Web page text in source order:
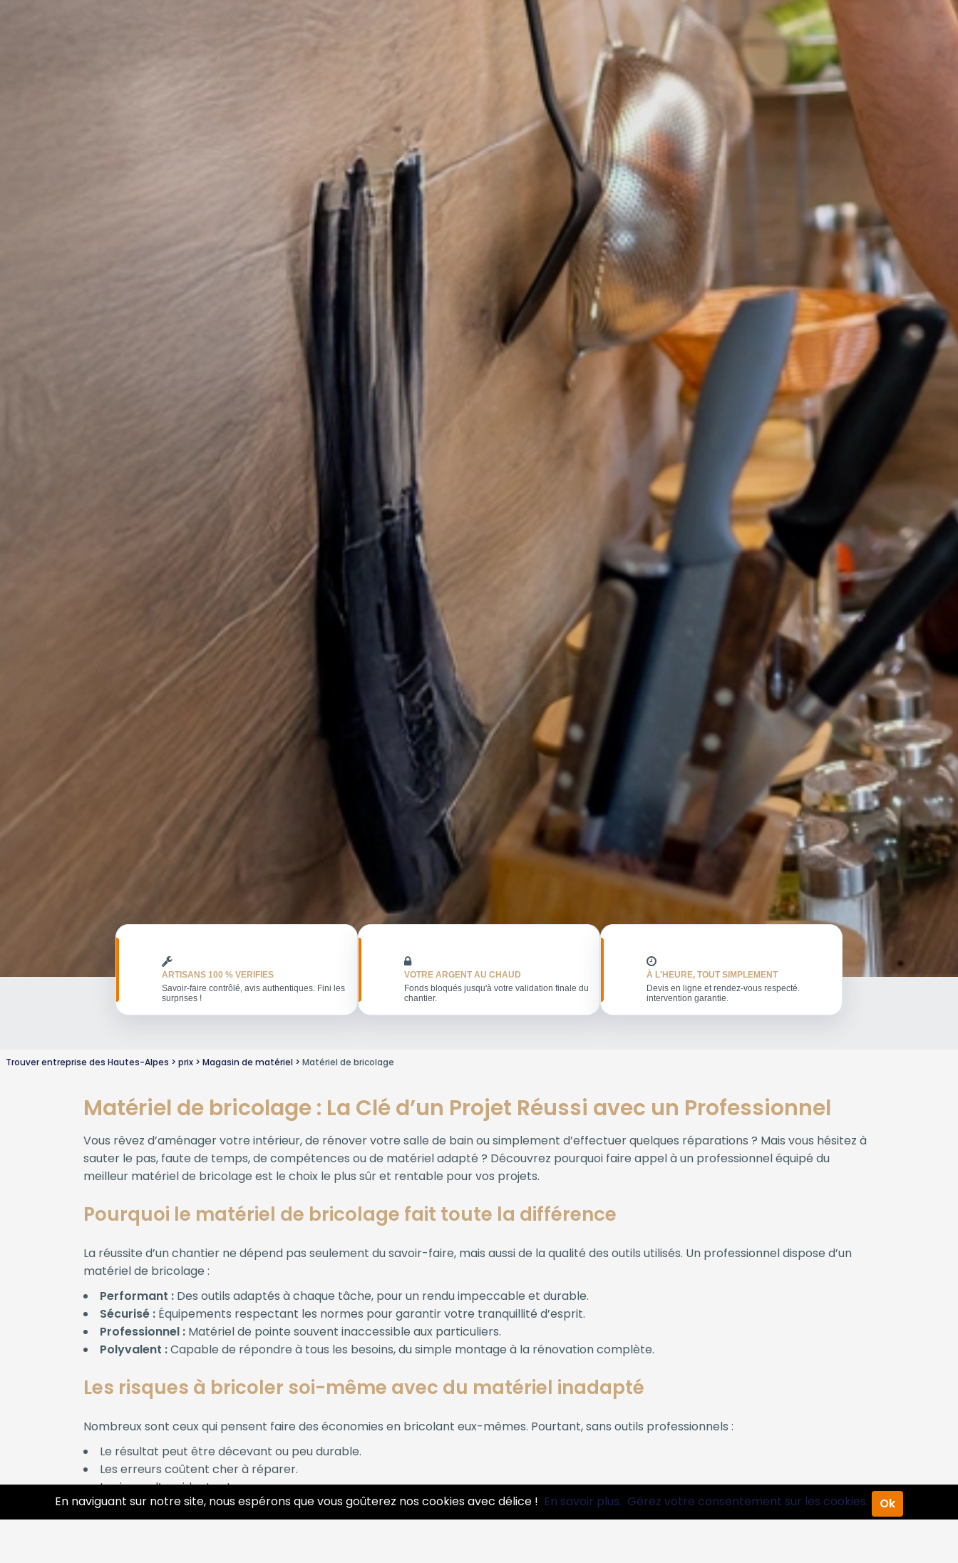
ARTISANS 100 % VERIFIES
Savoir-faire contrôlé, avis authentiques. Fini les
surprises !
VOTRE ARGENT AU CHAUD
Fonds bloqués jusqu'à votre validation finale du
chantier.
À L'HEURE, TOUT SIMPLEMENT
Devis en ligne et rendez-vous respecté.
intervention garantie.
Trouver entreprise des Hautes-Alpes prix Magasin de matériel Matériel de bricolage
Matériel de bricolage : La Clé d’un Projet Réussi avec un Professionnel
Vous rêvez d’aménager votre intérieur, de rénover votre salle de bain ou simplement d’effectuer quelques réparations ? Mais vous hésitez à
sauter le pas, faute de temps, de compétences ou de matériel adapté ? Découvrez pourquoi faire appel à un professionnel équipé du
meilleur matériel de bricolage est le choix le plus sûr et rentable pour vos projets.
Pourquoi le matériel de bricolage fait toute la différence
La réussite d’un chantier ne dépend pas seulement du savoir-faire, mais aussi de la qualité des outils utilisés. Un professionnel dispose d’un
matériel de bricolage :
Performant : Des outils adaptés à chaque tâche, pour un rendu impeccable et durable.
Sécurisé : Équipements respectant les normes pour garantir votre tranquillité d’esprit.
Professionnel : Matériel de pointe souvent inaccessible aux particuliers.
Polyvalent :Capable de répondre à tous les besoins, du simple montage à la rénovation complète.
Les risques à bricoler soi-même avec du matériel inadapté
Nombreux sont ceux qui pensent faire des économies en bricolant eux-mêmes. Pourtant, sans outils professionnels :
Le résultat peut être décevant ou peu durable.
Les erreurs coûtent cher à réparer.
Le risque d’accident est accru.
Le temps passé est souvent sous-estimé.
En naviguant sur notre site, nous espérons que vous goûterez nos cookies avec délice ! En savoir plus. Gérez votre consentement sur les cookies. Ok